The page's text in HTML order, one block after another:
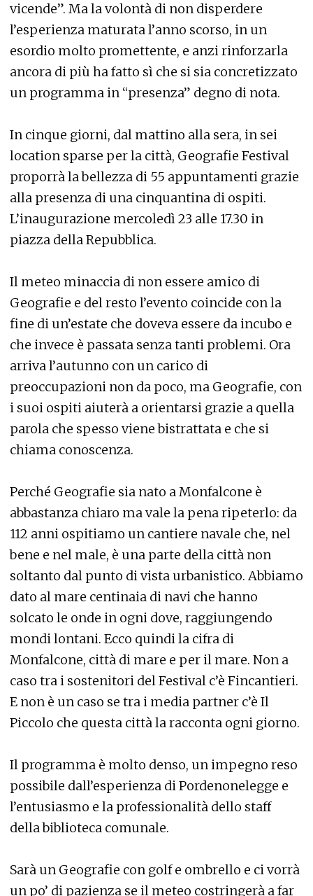
vicende”. Ma la volontà di non disperdere
l’esperienza maturata l’anno scorso, in un
esordio molto promettente, e anzi rinforzarla
ancora di più ha fatto sì che si sia concretizzato
un programma in “presenza” degno di nota.
In cinque giorni, dal mattino alla sera, in sei
location sparse per la città, Geografie Festival
proporrà la bellezza di 55 appuntamenti grazie
alla presenza di una cinquantina di ospiti.
L’inaugurazione mercoledì 23 alle 17.30 in
piazza della Repubblica.
Il meteo minaccia di non essere amico di
Geografie e del resto l’evento coincide con la
fine di un’estate che doveva essere da incubo e
che invece è passata senza tanti problemi. Ora
arriva l’autunno con un carico di
preoccupazioni non da poco, ma Geografie, con
i suoi ospiti aiuterà a orientarsi grazie a quella
parola che spesso viene bistrattata e che si
chiama conoscenza.
Perché Geografie sia nato a Monfalcone è
abbastanza chiaro ma vale la pena ripeterlo: da
112 anni ospitiamo un cantiere navale che, nel
bene e nel male, è una parte della città non
soltanto dal punto di vista urbanistico. Abbiamo
dato al mare centinaia di navi che hanno
solcato le onde in ogni dove, raggiungendo
mondi lontani. Ecco quindi la cifra di
Monfalcone, città di mare e per il mare. Non a
caso tra i sostenitori del Festival c’è Fincantieri.
E non è un caso se tra i media partner c’è Il
Piccolo che questa città la racconta ogni giorno.
Il programma è molto denso, un impegno reso
possibile dall’esperienza di Pordenonelegge e
l’entusiasmo e la professionalità dello staff
della biblioteca comunale.
Sarà un Geografie con golf e ombrello e ci vorrà
un po’ di pazienza se il meteo costringerà a far